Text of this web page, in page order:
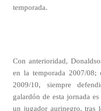
temporada.
Con anterioridad,
en la temporada 2007/
2009/10, siempre
galardón de esta jornada
un jugador aurinegro, tras